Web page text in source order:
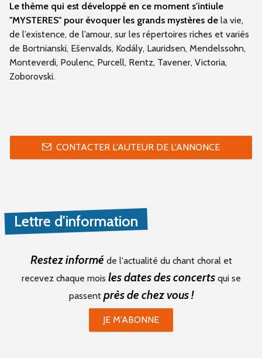
Le thème qui est développé en ce moment s'intiule
"MYSTERES" pour évoquer les grands mystères de la vie,
de l’existence, de l’amour, sur les répertoires riches et variés
de Bortnianski, Ešenvalds, Kodály, Lauridsen, Mendelssohn,
Monteverdi, Poulenc, Purcell, Rentz, Tavener, Victoria,
Zoborovski.
CONTACTER L'AUTEUR DE L'ANNONCE
Lettre d'information
Restez informé de l'actualité du chant choral et
recevez chaque mois les dates des concertsqui se
passent près de chez vous !
JE M'ABONNE